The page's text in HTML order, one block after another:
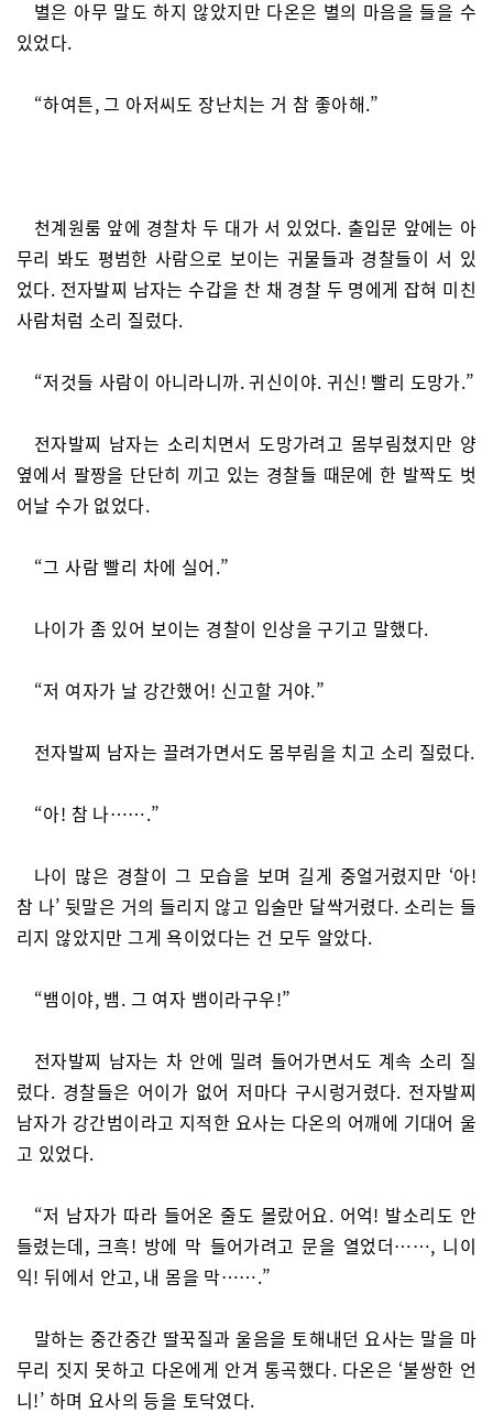
별은 아무 말도 하지 않았지만 다온은 별의 마음을 들을 수
있었다.
“하여튼, 그 아저씨도 장난치는 거 참 좋아해.”
천계원룸 앞에 경찰차 두 대가 서 있었다. 출입문 앞에는 아
무리 봐도 평범한 사람으로 보이는 귀물들과 경찰들이 서 있
었다. 전자발찌 남자는 수갑을 찬 채 경찰 두 명에게 잡혀 미친
사람처럼 소리 질렀다.
“저것들 사람이 아니라니까. 귀신이야. 귀신! 빨리 도망가.”
전자발찌 남자는 소리치면서 도망가려고 몸부림쳤지만 양
옆에서 팔짱을 단단히 끼고 있는 경찰들 때문에 한 발짝도 벗
어날 수가 없었다.
“그 사람 빨리 차에 실어.”
나이가 좀 있어 보이는 경찰이 인상을 구기고 말했다.
“저 여자가 날 강간했어! 신고할 거야.”
전자발찌 남자는 끌려가면서도 몸부림을 치고 소리 질렀다.
“아! 참 나…….”
나이 많은 경찰이 그 모습을 보며 길게 중얼거렸지만 ‘아!
참 나’ 뒷말은 거의 들리지 않고 입술만 달싹거렸다. 소리는 들
리지 않았지만 그게 욕이었다는 건 모두 알았다.
“뱀이야, 뱀. 그 여자 뱀이라구우!”
전자발찌 남자는 차 안에 밀려 들어가면서도 계속 소리 질
렀다. 경찰들은 어이가 없어 저마다 구시렁거렸다. 전자발찌
남자가 강간범이라고 지적한 요사는 다온의 어깨에 기대어 울
고 있었다.
“저 남자가 따라 들어온 줄도 몰랐어요. 어억! 발소리도 안
들렸는데, 크흑! 방에 막 들어가려고 문을 열었더……, 니이
익! 뒤에서 안고, 내 몸을 막…….”
말하는 중간중간 딸꾹질과 울음을 토해내던 요사는 말을 마
무리 짓지 못하고 다온에게 안겨 통곡했다. 다온은 ‘불쌍한 언
니!’ 하며 요사의 등을 토닥였다.